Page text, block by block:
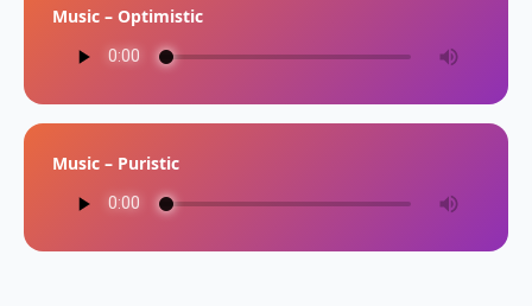
Music – Optimistic
Music – Puristic